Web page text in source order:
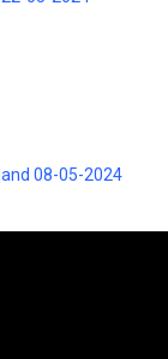
08-05-2024